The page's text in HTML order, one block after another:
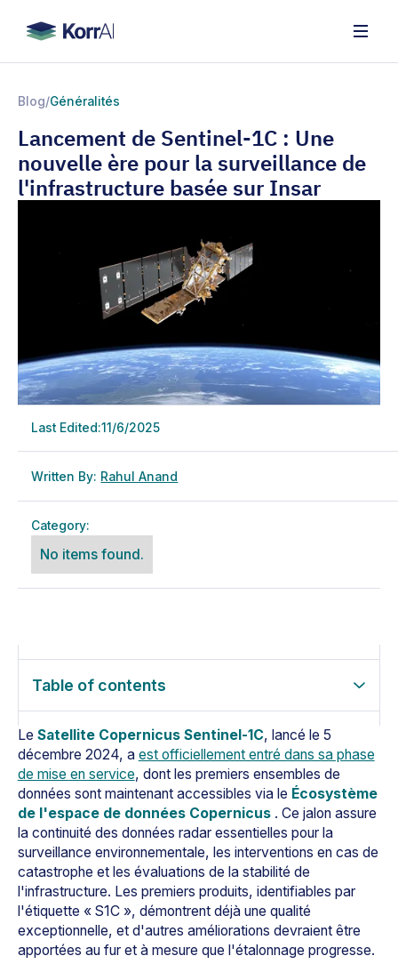
Blog/Généralités
Lancement de Sentinel-1C : Une
nouvelle ère pour la surveillance de
l'infrastructure basée sur Insar
Last Edited:11/6/2025
Written By: Rahul Anand
Category:
No items found.
Table of contents
Le Satellite Copernicus Sentinel-1C, lancé le 5
décembre 2024, a est officiellement entré dans sa phase
de mise en service, dont les premiers ensembles de
données sont maintenant accessibles via le Écosystème
de l'espace de données Copernicus. Ce jalon assure
la continuité des données radar essentielles pour la
surveillance environnementale, les interventions en cas de
catastrophe et les évaluations de la stabilité de
l'infrastructure. Les premiers produits, identifiables par
l'étiquette « S1C », démontrent déjà une qualité
exceptionnelle, et d'autres améliorations devraient être
apportées au fur et à mesure que l'étalonnage progresse.